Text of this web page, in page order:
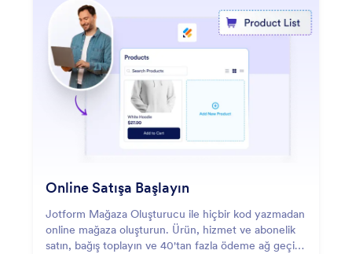
Online Satışa Başlayın
Jotform Mağaza Oluşturucu ile hiçbir kod yazmadan
online mağaza oluşturun. Ürün, hizmet ve abonelik
satın, bağış toplayın ve 40'tan fazla ödeme ağ geçidi